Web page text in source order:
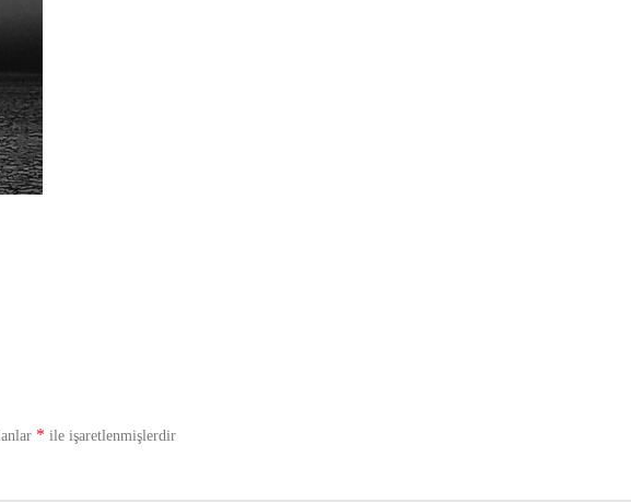
* ile işaretlenmişlerdir